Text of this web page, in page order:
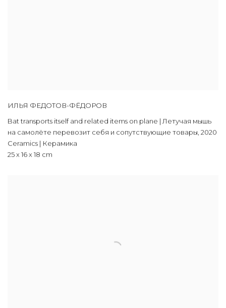
ИЛЬЯ ФЕДОТОВ-ФЁДОРОВ
Bat transports itself and related items on plane | Летучая мышь
на самолёте перевозит себя и сопутствующие товары, 2020
Ceramics | Керамика
25 х 16 х 18 cm